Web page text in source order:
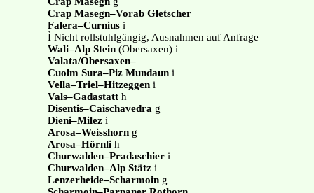
Crap Masegn–Vorab Gletscher
Falera–Curniusi
Ì Nicht rollstuhlgängig, Ausnahmen auf Anfrage
Wali–Alp Stein (Obersaxen) i
Valata/Obersaxen–
Cuolm Sura–Piz Mundauni
Vella–Triel–Hitzeggeni
Vals–Gadastatth
Disentis–Caischavedrag
Dieni–Milezi
Arosa–Weisshorng
Arosa–Hörnlih
Churwalden–Pradaschieri
Churwalden–Alp Stätzi
Lenzerheide–Scharmoing